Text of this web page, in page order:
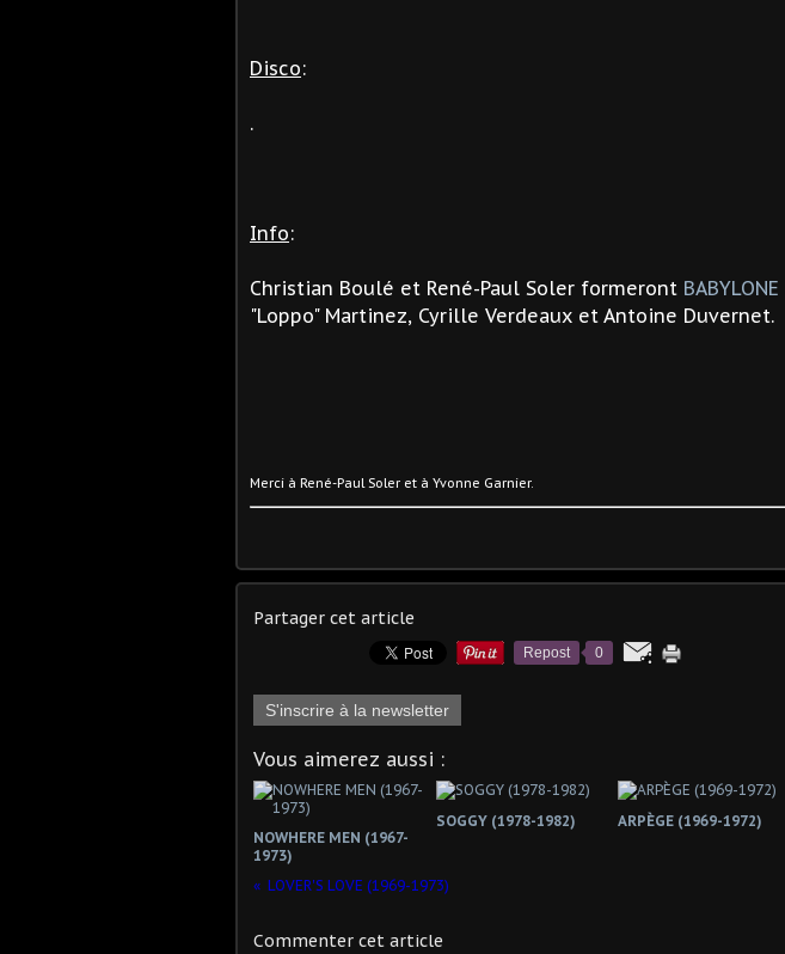
Disco:
.
Info:
Christian Boulé et René-Paul Soler formeront BABYLONE
"Loppo" Martinez, Cyrille Verdeaux et Antoine Duvernet.
Merci à René-Paul Soler et à Yvonne Garnier.
Partager cet article
Repost 0
S'inscrire à la newsletter
Vous aimerez aussi :
NOWHERE MEN (1967-
1973)
SOGGY (1978-1982)
ARPÈGE (1969-1972)
LOVER'S LOVE (1969-1973)
Commenter cet article